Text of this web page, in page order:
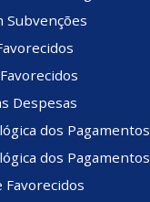
Subvenções
Despesas
dos Pagamentos
dos Pagamentos
Favorecidos